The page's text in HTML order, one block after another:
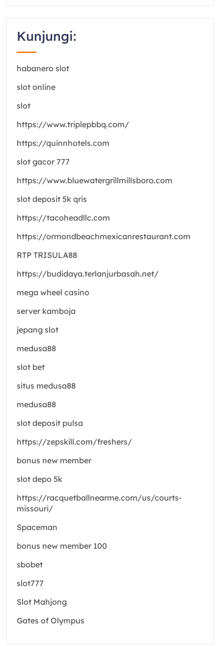
Kunjungi:
habanero slot
slot online
slot
https://www.triplepbbq.com/
https://quinnhotels.com
slot gacor 777
https://www.bluewatergrillmillsboro.com
slot deposit 5k qris
https://tacoheadllc.com
https://ormondbeachmexicanrestaurant.com
RTP TRISULA88
https://budidaya.terlanjurbasah.net/
mega wheel casino
server kamboja
jepang slot
medusa88
slot bet
situs medusa88
medusa88
slot deposit pulsa
https://zepskill.com/freshers/
bonus new member
slot depo 5k
https://racquetballnearme.com/us/courts-
missouri/
Spaceman
bonus new member 100
sbobet
slot777
Slot Mahjong
Gates of Olympus